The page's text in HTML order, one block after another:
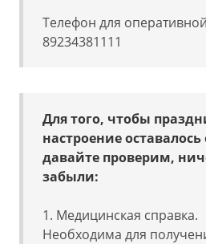
Телефон для
89234381111
Для того, чтобы
настроение
давайте проверим,
забыли:
1. Медицинская справка.
Необходима для